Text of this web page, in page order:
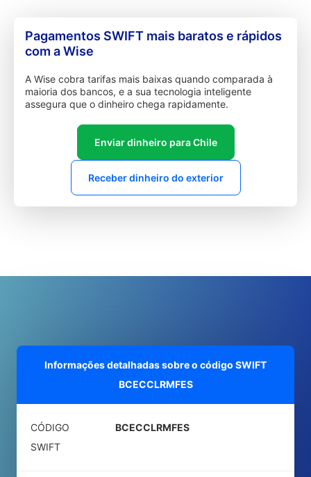
Pagamentos SWIFT mais baratos e rápidos
com a Wise
A Wise cobra tarifas mais baixas quando comparada à
maioria dos bancos, e a sua tecnologia inteligente
assegura que o dinheiro chega rapidamente.
Enviar dinheiro para Chile
Receber dinheiro do exterior
Informações detalhadas sobre o código SWIFT
BCECCLRMFES
CÓDIGO
SWIFT
BCECCLRMFES